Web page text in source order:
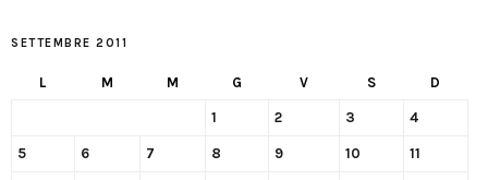
SETTEMBRE 2011
L M M G V S D
1 2 3 4
5 6 7 8 9 10 11